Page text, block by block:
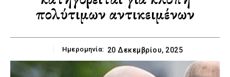
πολύτιμων αντικειμένων
Ημερομηνία: 20 Δεκεμβρίου, 2025